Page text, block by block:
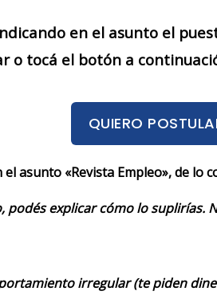
en el asunto el
o tocá el botón a
QUIERO
el asunto «Revista Empleo», de
explicar cómo lo suplirías.
irregular (te piden